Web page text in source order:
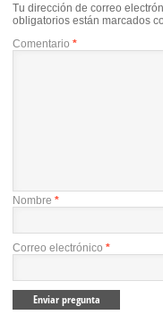
Tu dirección de correo
obligatorios están marcados
Comentario *
Nombre *
Correo electrónico *